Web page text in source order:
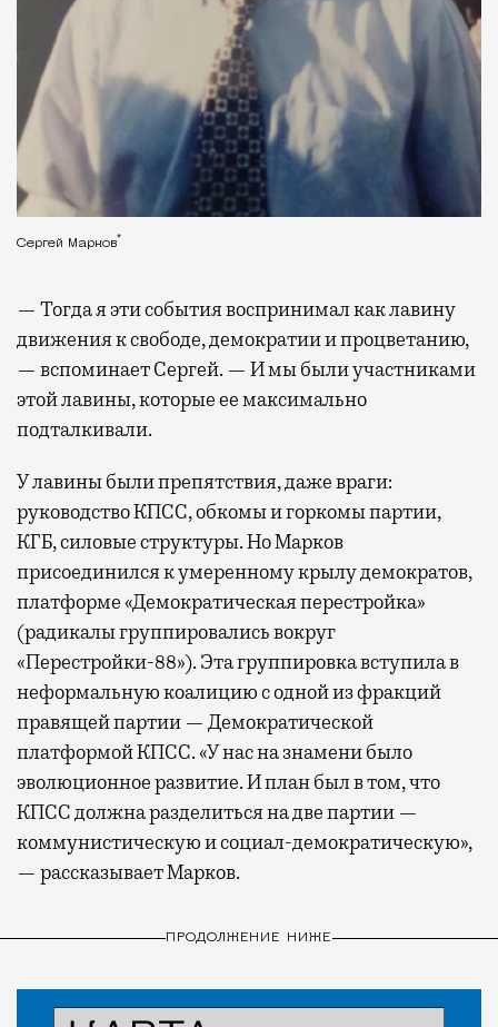
Сергей Марков*
— Тогда я эти события воспринимал как лавину
движения к свободе, демократии и процветанию,
— вспоминает Сергей. — И мы были участниками
этой лавины, которые ее максимально
подталкивали.
У лавины были препятствия, даже враги:
руководство КПСС, обкомы и горкомы партии,
КГБ, силовые структуры. Но Марков
присоединился к умеренному крылу демократов,
платформе «Демократическая перестройка»
(радикалы группировались вокруг
«Перестройки-88»). Эта группировка вступила в
неформальную коалицию с одной из фракций
правящей партии — Демократической
платформой КПСС. «У нас на знамени было
эволюционное развитие. И план был в том, что
КПСС должна разделиться на две партии —
коммунистическую и социал-демократическую»,
— рассказывает Марков.
ПРОДОЛЖЕНИЕ НИЖЕ